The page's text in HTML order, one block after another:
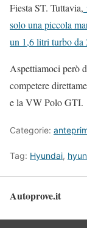
Fiesta ST. Tuttavia,
solo una piccola
un 1,6 litri turbo da
Aspettiamoci però
competere
e la VW Polo GTI.
Categorie:
Tag: Hyundai,
Autoprove.it